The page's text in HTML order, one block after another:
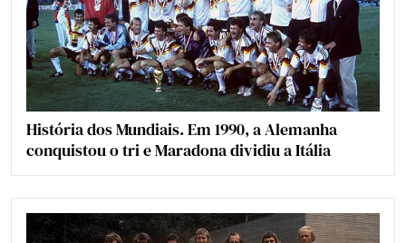
História dos Mundiais. Em 1990, a Alemanha
conquistou o tri e Maradona dividiu a Itália